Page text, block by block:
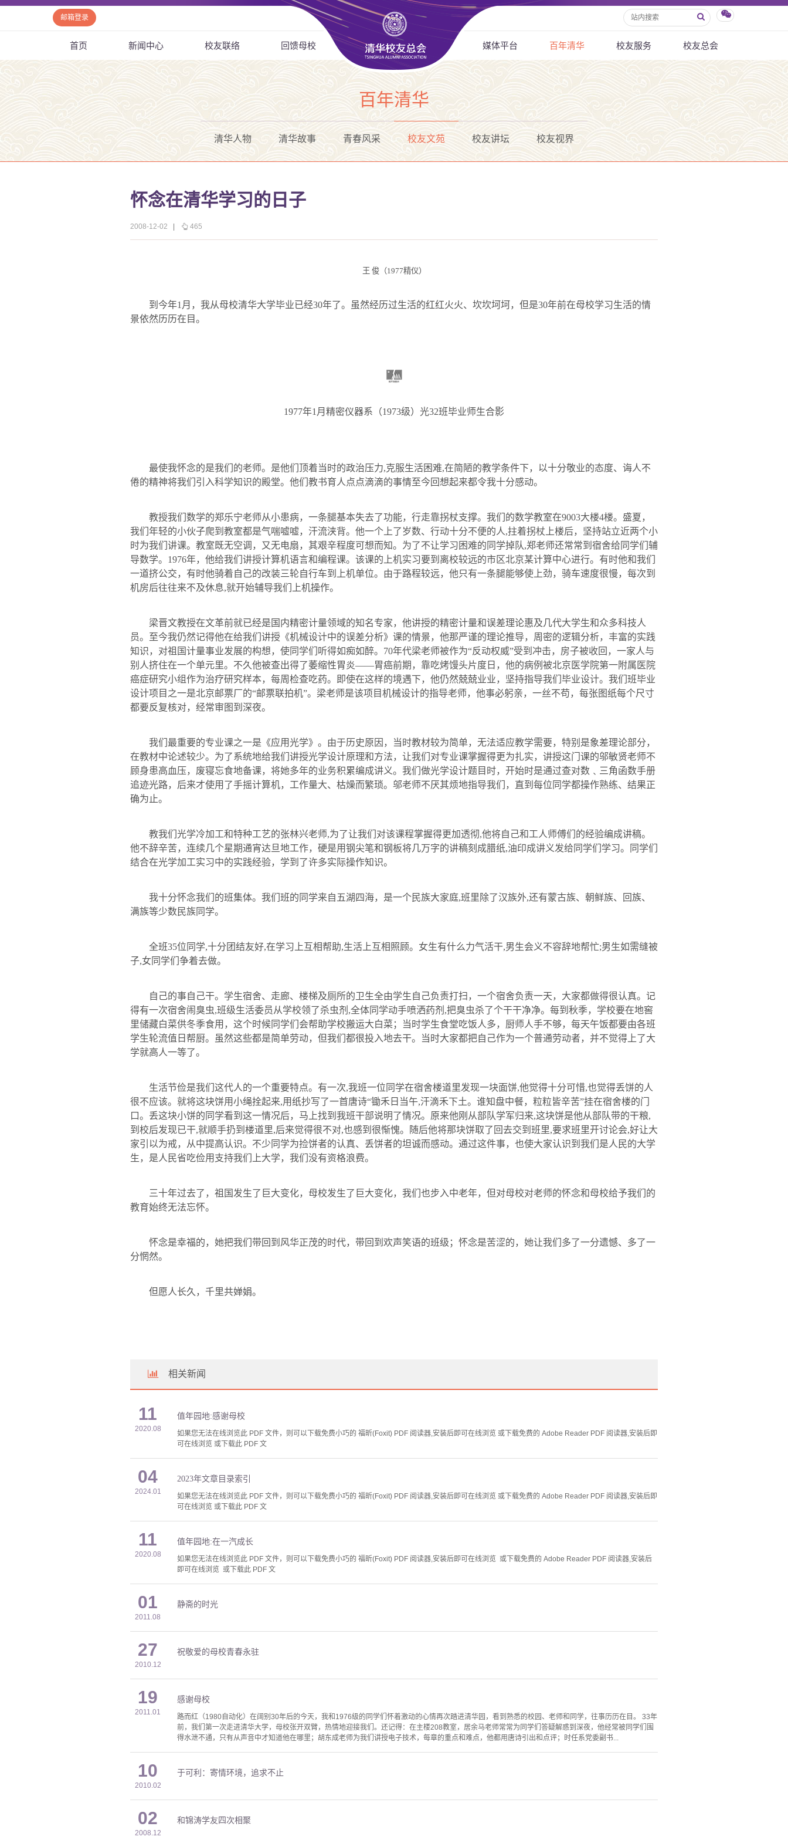
邮箱登录
首页 新闻中心 校友联络 回馈母校 媒体平台 百年清华 校友服务 校友总会
百年清华
清华人物 清华故事 青春风采 校友文苑 校友讲坛 校友视界
怀念在清华学习的日子
2008-12-02 465
王 俊（1977精仪）
到今年1 月，我从母校清华大学毕业已经30年了。虽然经历过生活的红红火火、坎坎坷坷，但是30年前在母校学习生活的情
景依然历历在目。
1977年1 月精密仪器系（1973级）光32班毕业师生合影
最使我怀念的是我们的老师。是他们顶着当时的政治压力,克服生活困难,在简陋的教学条件下，以十分敬业的态度、诲人不
倦的精神将我们引入科学知识的殿堂。他们教书育人点点滴滴的事情至今回想起来都令我十分感动。
教授我们数学的郑乐宁老师从小患病，一条腿基本失去了功能，行走靠拐杖支撑。我们的数学教室在9003大楼4楼。盛夏，
我们年轻的小伙子爬到教室都是气喘嘘嘘，汗流浃背。他一个上了岁数、行动十分不便的人,拄着拐杖上楼后，坚持站立近两个小
时为我们讲课。教室既无空调，又无电扇，其艰辛程度可想而知。为了不让学习困难的同学掉队,郑老师还常常到宿舍给同学们辅
导数学。 1976年，他给我们讲授计算机语言和编程课。该课的上机实习要到离校较远的市区北京某计算中心进行。有时他和我们
一道挤公交，有时他骑着自己的改装三轮自行车到上机单位。由于路程较远，他只有一条腿能够使上劲，骑车速度很慢，每次到
机房后往往来不及休息,就开始辅导我们上机操作。
梁晋文教授在文革前就已经是国内精密计量领域的知名专家，他讲授的精密计量和误差理论惠及几代大学生和众多科技人
员。至今我仍然记得他在给我们讲授《机械设计中的误差分析》课的情景，他那严谨的理论推导，周密的逻辑分析，丰富的实践
知识，对祖国计量事业发展的构想，使同学们听得如痴如醉。 70年代梁老师被作为“反动权威”受到冲击，房子被收回，一家人与
别人挤住在一个单元里。不久他被查出得了萎缩性胃炎——胃癌前期，靠吃烤馒头片度日，他的病例被北京医学院第一附属医院
癌症研究小组作为治疗研究样本，每周检查吃药。即使在这样的境遇下，他仍然兢兢业业，坚持指导我们毕业设计。我们班毕业
设计项目之一是北京邮票厂的“邮票联拍机”。 梁老师是该项目机械设计的指导老师，他事必躬亲，一丝不苟，每张图纸每个尺寸
都要反复核对，经常审图到深夜。
我们最重要的专业课之一是《应用光学》。由于历史原因，当时教材较为简单，无法适应教学需要，特别是象差理论部分，
在教材中论述较少。为了系统地给我们讲授光学设计原理和方法，让我们对专业课掌握得更为扎实，讲授这门课的邬敏贤老师不
顾身患高血压，废寝忘食地备课，将她多年的业务积累编成讲义。我们做光学设计题目时，开始时是通过查对数﹑三角函数手册
追迹光路，后来才使用了手摇计算机，工作量大、枯燥而繁琐。 邬老师不厌其烦地指导我们，直到每位同学都操作熟练、结果正
确为止。
教我们光学冷加工和特种工艺的张林兴老师,为了让我们对该课程掌握得更加透彻,他将自己和工人师傅们的经验编成讲稿。
他不辞辛苦，连续几个星期通宵达旦地工作，硬是用钢尖笔和钢板将几万字的讲稿刻成腊纸,油印成讲义发给同学们学习。同学们
结合在光学加工实习中的实践经验，学到了许多实际操作知识。
我十分怀念我们的班集体。我们班的同学来自五湖四海，是一个民族大家庭,班里除了汉族外,还有蒙古族、朝鲜族、回族、
满族等少数民族同学。
全班35位同学,十分团结友好,在学习上互相帮助,生活上互相照顾。女生有什么力气活干,男生会义不容辞地帮忙;男生如需缝被
子,女同学们争着去做。
自己的事自己干。学生宿舍、走廊、楼梯及厕所的卫生全由学生自己负责打扫，一个宿舍负责一天，大家都做得很认真。记
得有一次宿舍闹臭虫,班级生活委员从学校领了杀虫剂 ,全体同学动手喷洒药剂 ,把臭虫杀了个干干净净。每到秋季，学校要在地窖
里储藏白菜供冬季食用，这个时候同学们会帮助学校搬运大白菜；当时学生食堂吃饭人多，厨师人手不够，每天午饭都要由各班
学生轮流值日帮厨。虽然这些都是简单劳动，但我们都很投入地去干。当时大家都把自己作为一个普通劳动者，并不觉得上了大
学就高人一等了。
生活节俭是我们这代人的一个重要特点。有一次,我班一位同学在宿舍楼道里发现一块面饼,他觉得十分可惜,也觉得丢饼的人
很不应该。就将这块饼用小绳拴起来,用纸抄写了一首唐诗“锄禾日当午,汗滴禾下土。谁知盘中餐，粒粒皆辛苦”挂在宿舍楼的门
口。丢这块小饼的同学看到这一情况后，马上找到我班干部说明了情况。原来他刚从部队学军归来,这块饼是他从部队带的干粮,
到校后发现已干,就顺手扔到楼道里,后来觉得很不对,也感到很惭愧。随后他将那块饼取了回去交到班里,要求班里开讨论会,好让大
家引以为戒，从中提高认识。不少同学为捡饼者的认真、丢饼者的坦诚而感动。通过这件事，也使大家认识到我们是人民的大学
生，是人民省吃俭用支持我们上大学，我们没有资格浪费。
三十年过去了，祖国发生了巨大变化，母校发生了巨大变化，我们也步入中老年，但对母校对老师的怀念和母校给予我们的
教育始终无法忘怀。
怀念是幸福的，她把我们带回到风华正茂的时代，带回到欢声笑语的班级；怀念是苦涩的，她让我们多了一分遗憾、多了一
分惘然。
但愿人长久，千里共婵娟。
相关新闻
11
2020.08
值年园地:感谢母校
如果您无法在线浏览此 PDF 文件，则可以下载免费小巧的 福昕(Foxit) PDF 阅读器,安装后即可在线浏览 或下载免费的 Adobe Reader PDF 阅读器,安装后即
可在线浏览 或下载此 PDF 文
04
2024.01
2023年文章目录索引
如果您无法在线浏览此 PDF 文件，则可以下载免费小巧的 福昕(Foxit) PDF 阅读器,安装后即可在线浏览 或下载免费的 Adobe Reader PDF 阅读器,安装后即
可在线浏览 或下载此 PDF 文
11
2020.08
值年园地:在一汽成长
如果您无法在线浏览此 PDF 文件，则可以下载免费小巧的 福昕(Foxit) PDF 阅读器,安装后即可在线浏览 或下载免费的 Adobe Reader PDF 阅读器,安装后
即可在线浏览 或下载此 PDF 文
01
2011.08
静斋的时光
27
2010.12
祝敬爱的母校青春永驻
19
2011.01
感谢母校
路而红（1980自动化）在阔别30年后的今天，我和1976级的同学们怀着激动的心情再次踏进清华园，看到熟悉的校园、老师和同学，往事历历在目。 33年
前，我们第一次走进清华大学，母校张开双臂，热情地迎接我们。还记得：在主楼208教室，居余马老师常常为同学们答疑解惑到深夜，他经常被同学们围
得水泄不通，只有从声音中才知道他在哪里；胡东成老师为我们讲授电子技术，每章的重点和难点，他都用唐诗引出和点评；时任系党委副书...
10
2010.02
于可利：寄情环境，追求不止
02
2008.12
和锦涛学友四次相聚